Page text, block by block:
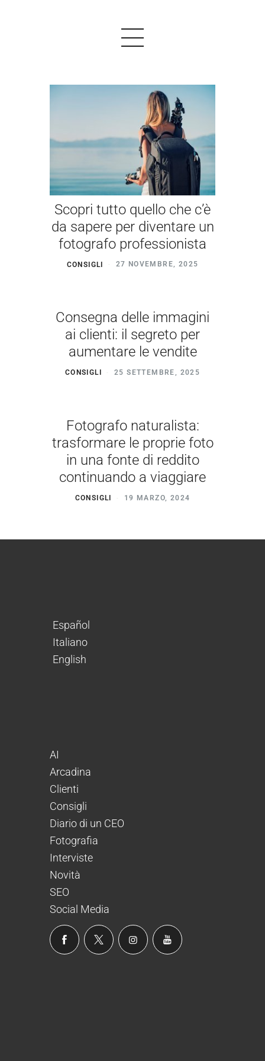
PRODOTTI
ESEMPI
TESTIMONIALS
PREZZI
LOGIN
INIZIARE GRATIS
Scopri tutto quello che c’è
da sapere per diventare un
fotografo professionista
CONSIGLI 27 NOVEMBRE, 2025
Consegna delle immagini
ai clienti: il segreto per
aumentare le vendite
CONSIGLI 25 SETTEMBRE, 2025
Fotografo naturalista:
trasformare le proprie foto
in una fonte di reddito
continuando a viaggiare
CONSIGLI 19 MARZO, 2024
Español
Italiano
English
AI
Arcadina
Clienti
Consigli
Diario di un CEO
Fotografia
Interviste
Novità
SEO
Social Media